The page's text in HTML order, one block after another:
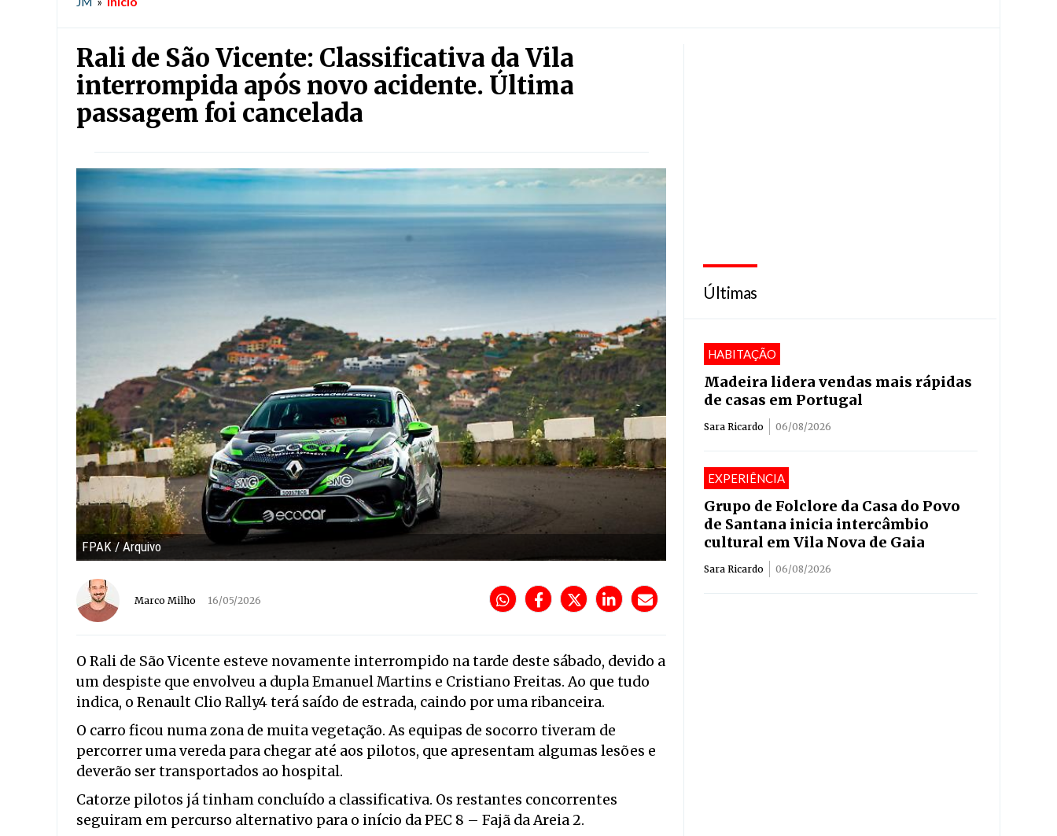
Rali de São Vicente: Classificativa da Vila
interrompida após novo acidente. Última
passagem foi cancelada
FPAK / Arquivo
Marco Milho 16/05/2026
O Rali de São Vicente esteve novamente interrompido na tarde deste sábado, devido a
um despiste que envolveu a dupla Emanuel Martins e Cristiano Freitas. Ao que tudo
indica, o Renault Clio Rally4 terá saído de estrada, caindo por uma ribanceira.
O carro ficou numa zona de muita vegetação. As equipas de socorro tiveram de
percorrer uma vereda para chegar até aos pilotos, que apresentam algumas lesões e
deverão ser transportados ao hospital.
Catorze pilotos já tinham concluído a classificativa. Os restantes concorrentes
seguiram em percurso alternativo para o início da PEC 8 – Fajã da Areia 2.
Últimas
HABITAÇÃO
Madeira lidera vendas mais rápidas
de casas em Portugal
Sara Ricardo 06/08/2026
EXPERIÊNCIA
Grupo de Folclore da Casa do Povo
de Santana inicia intercâmbio
cultural em Vila Nova de Gaia
Sara Ricardo 06/08/2026